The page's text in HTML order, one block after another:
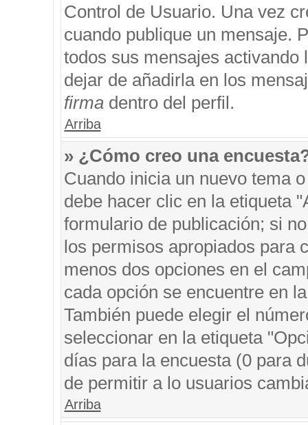
Control de Usuario. Una vez
cuando publique un mensaje.
todos sus mensajes
dejar de añadirla en los
firmadentro del perfil.
Arriba
» ¿Cómo creo una
Cuando inicia un nuevo tema
debe hacer clic en la etiqueta
formulario de publicación; si
los permisos apropiados para
menos dos opciones en el
cada opción se encuentre en
También puede elegir el
seleccionar en la etiqueta
días para la encuesta (0 para
de permitir a lo usuarios
Arriba